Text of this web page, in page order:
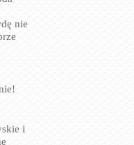
nie
i